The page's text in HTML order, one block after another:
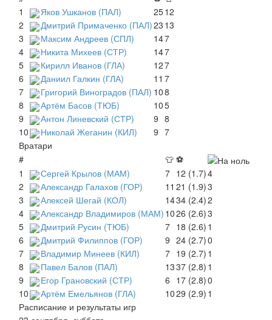
1
Яков Ушканов (ПАЛ) 2512
2
Дмитрий Примаченко (ПАЛ)23 13
3
Максим Андреев (СПЛ) 147
4
Никита Михеев (СТР) 147
5
Кирилл Иванов (ГЛА) 127
6
Даниил Галкин (ГЛА) 11 7
7
Григорий Виноградов (ПАЛ) 108
8
Артём Басов (ТЮБ) 105
9
Антон Линевский (СТР) 9 8
10
Николай Жеганин (КИЛ) 9 7
Вратари
#
👕 ⚽
1
Сергей Крылов (МАМ) 7 12 (1.7)4
2
Александр Галахов (ГОР) 11 21 (1.9)3
3
Алексей Шегай (КОЛ) 1434 (2.4)2
4
Александр Владимиров (МАМ) 1026 (2.6)3
5
Дмитрий Русин (ТЮБ) 7 18 (2.6) 1
6
Дмитрий Филиппов (ГОР) 9 24 (2.7)0
7
Владимир Минеев (КИЛ) 7 19 (2.7) 1
8
Павел Балов (ПАЛ) 1337 (2.8) 1
9
Егор Грановский (СТР) 6 17 (2.8)0
10
Артём Емельянов (ГЛА) 1029 (2.9) 1
Расписание и результаты игр